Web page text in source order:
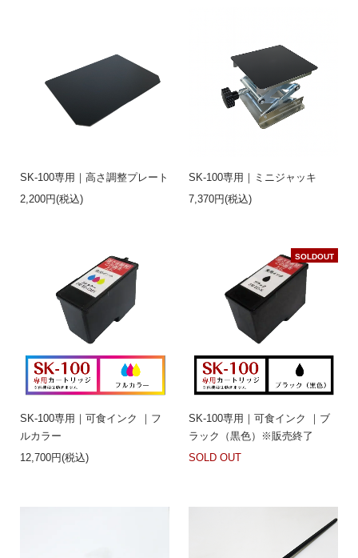
SK-100専用｜高さ調整プレート
2,200円(税込)
SK-100専用｜ミニジャッキ
7,370円(税込)
SK-100専用｜可食インク ｜フ
ルカラー
12,700円(税込)
SOLDOUT
SK-100専用｜可食インク ｜ブ
ラック（黒色）※販売終了
SOLD OUT